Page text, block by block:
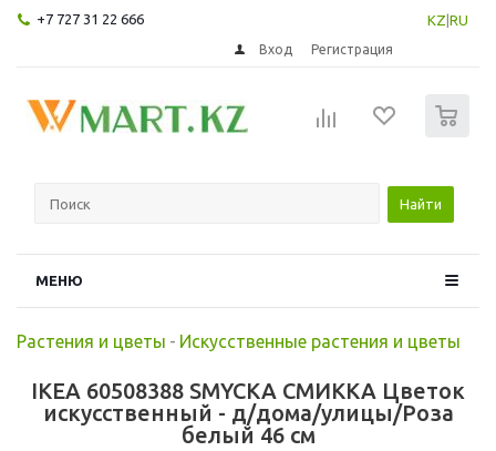
+7 727 31 22 666 KZ RU
Вход Регистрация
Найти
МЕНЮ
Растения и цветы - Искусственные растения и цветы
IKEA 60508388 SMYCKA СМИККА Цветок
искусственный - д/дома/улицы/Роза
белый 46 см